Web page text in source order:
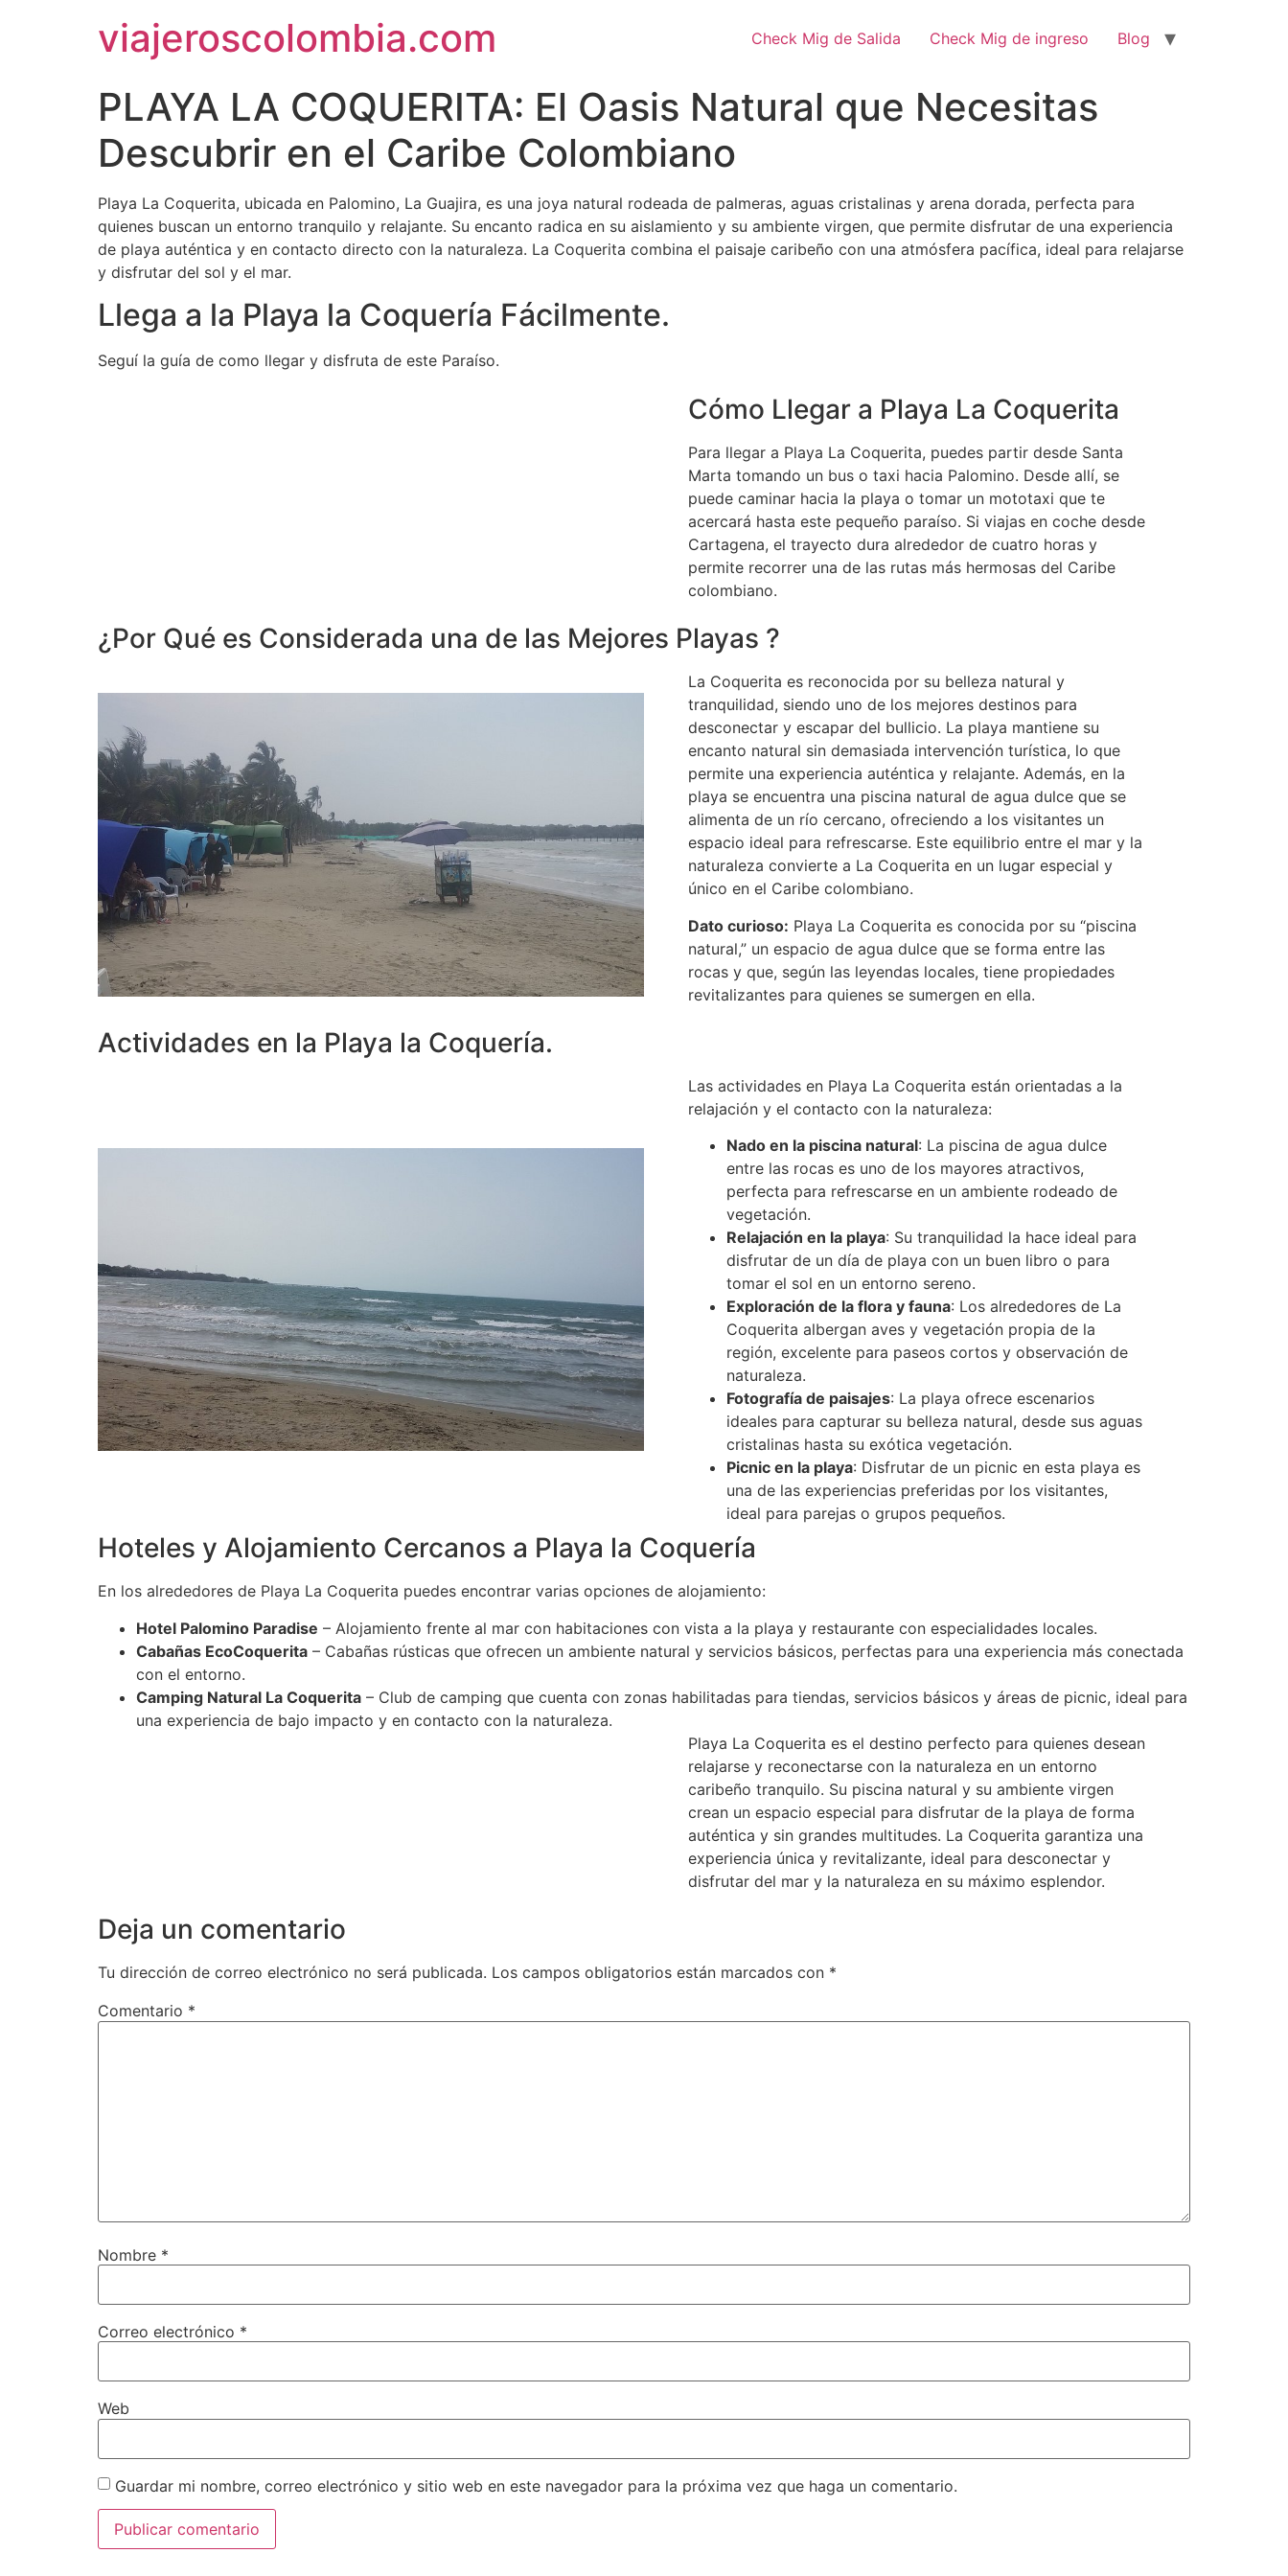
viajeroscolombia.com Check Mig de Salida Check Mig de ingreso Blog
PLAYA LA COQUERITA: El Oasis Natural que Necesitas
Descubrir en el Caribe Colombiano
Playa La Coquerita, ubicada en Palomino, La Guajira, es una joya natural rodeada de palmeras, aguas cristalinas y arena dorada, perfecta para
quienes buscan un entorno tranquilo y relajante. Su encanto radica en su aislamiento y su ambiente virgen, que permite disfrutar de una experiencia
de playa auténtica y en contacto directo con la naturaleza. La Coquerita combina el paisaje caribeño con una atmósfera pacífica, ideal para relajarse
y disfrutar del sol y el mar.
Llega a la Playa la Coquería Fácilmente.
Seguí la guía de como llegar y disfruta de este Paraíso.
Cómo Llegar a Playa La Coquerita
Para llegar a Playa La Coquerita, puedes partir desde Santa
Marta tomando un bus o taxi hacia Palomino. Desde allí, se
puede caminar hacia la playa o tomar un mototaxi que te
acercará hasta este pequeño paraíso. Si viajas en coche desde
Cartagena, el trayecto dura alrededor de cuatro horas y
permite recorrer una de las rutas más hermosas del Caribe
colombiano.
¿Por Qué es Considerada una de las Mejores Playas ?
La Coquerita es reconocida por su belleza natural y
tranquilidad, siendo uno de los mejores destinos para
desconectar y escapar del bullicio. La playa mantiene su
encanto natural sin demasiada intervención turística, lo que
permite una experiencia auténtica y relajante. Además, en la
playa se encuentra una piscina natural de agua dulce que se
alimenta de un río cercano, ofreciendo a los visitantes un
espacio ideal para refrescarse. Este equilibrio entre el mar y la
naturaleza convierte a La Coquerita en un lugar especial y
único en el Caribe colombiano.
Dato curioso: Playa La Coquerita es conocida por su “piscina
natural,” un espacio de agua dulce que se forma entre las
rocas y que, según las leyendas locales, tiene propiedades
revitalizantes para quienes se sumergen en ella.
Actividades en la Playa la Coquería.
Las actividades en Playa La Coquerita están orientadas a la
relajación y el contacto con la naturaleza:
Nado en la piscina natural: La piscina de agua dulce
entre las rocas es uno de los mayores atractivos,
perfecta para refrescarse en un ambiente rodeado de
vegetación.
Relajación en la playa: Su tranquilidad la hace ideal para
disfrutar de un día de playa con un buen libro o para
tomar el sol en un entorno sereno.
Exploración de la flora y fauna: Los alrededores de La
Coquerita albergan aves y vegetación propia de la
región, excelente para paseos cortos y observación de
naturaleza.
Fotografía de paisajes: La playa ofrece escenarios
ideales para capturar su belleza natural, desde sus aguas
cristalinas hasta su exótica vegetación.
Picnic en la playa: Disfrutar de un picnic en esta playa es
una de las experiencias preferidas por los visitantes,
ideal para parejas o grupos pequeños.
Hoteles y Alojamiento Cercanos a Playa la Coquería
En los alrededores de Playa La Coquerita puedes encontrar varias opciones de alojamiento:
Hotel Palomino Paradise – Alojamiento frente al mar con habitaciones con vista a la playa y restaurante con especialidades locales.
Cabañas EcoCoquerita – Cabañas rústicas que ofrecen un ambiente natural y servicios básicos, perfectas para una experiencia más conectada
con el entorno.
Camping Natural La Coquerita – Club de camping que cuenta con zonas habilitadas para tiendas, servicios básicos y áreas de picnic, ideal para
una experiencia de bajo impacto y en contacto con la naturaleza.
Playa La Coquerita es el destino perfecto para quienes desean
relajarse y reconectarse con la naturaleza en un entorno
caribeño tranquilo. Su piscina natural y su ambiente virgen
crean un espacio especial para disfrutar de la playa de forma
auténtica y sin grandes multitudes. La Coquerita garantiza una
experiencia única y revitalizante, ideal para desconectar y
disfrutar del mar y la naturaleza en su máximo esplendor.
Deja un comentario
Tu dirección de correo electrónico no será publicada. Los campos obligatorios están marcados con *
Comentario *
Nombre *
Correo electrónico *
Web
Guardar mi nombre, correo electrónico y sitio web en este navegador para la próxima vez que haga un comentario.